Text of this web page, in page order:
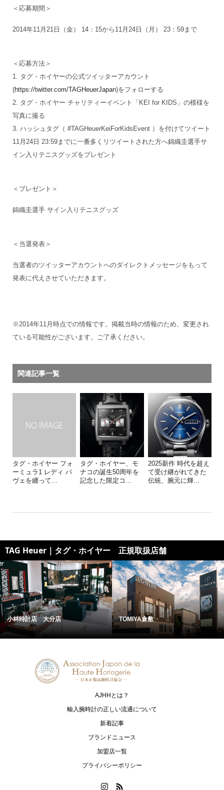
＜応募期間＞
2014年11月21日（金） 14：15から11月24日（月） 23：59まで
＜応募方法＞
1. タグ・ホイヤーの公式ツイッターアカウント
(https://twitter.com/TAGHeuerJapan)をフォローする
2. タグ・ホイヤー チャリティーイベント「KEI for KIDS」の模様を
写真に撮る
3. ハッシュタグ（ #TAGHeuerKeiForKidsEvent ）を付けてツイート
11月24日 23:59までに一番多くリツイートされた方へ錦織圭選手サ
イン入りテニスグッズをプレゼント
＜プレゼント＞
錦織圭選手 サイン入りテニスグッズ
＜当選発表＞
当選者のツイッターアカウントへのダイレクトメッセージをもって
発表に代えさせていただきます。
※2014年11月時点での情報です。掲載当時の情報のため、変更され
ている可能性がございます。ご了承ください。
関連記事一覧
タグ・ホイヤー フォ
ーミュラ1 レディ パ
ヴェを纏って...
タグ・ホイヤー、モ
ナコの誕生50周年を
記念した限定コ...
2025新作 時代を超え
て受け継がれてきた
伝統、腕元に輝...
TAG Heuer｜タグ・ホイヤー 正規取扱店舗
小林時計店 大分店 TOMIYA倉敷
AJHHとは？
輸入腕時計の正しい流通について
新着記事
ブランドニュース
加盟店一覧
プライバシーポリシー